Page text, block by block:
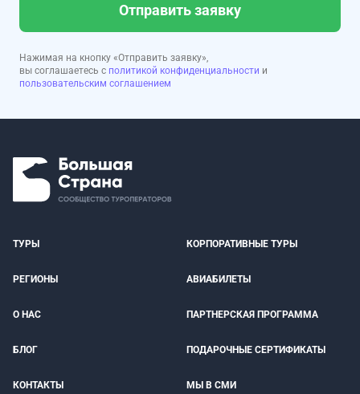
Отправить заявку
Нажимая на кнопку «Отправить заявку»,
вы соглашаетесь с политикой конфиденциальности и
пользовательским соглашением
ТУРЫ КОРПОРАТИВНЫЕ ТУРЫ
РЕГИОНЫ АВИАБИЛЕТЫ
О НАС ПАРТНЕРСКАЯ ПРОГРАММА
БЛОГ ПОДАРОЧНЫЕ СЕРТИФИКАТЫ
КОНТАКТЫ МЫ В СМИ